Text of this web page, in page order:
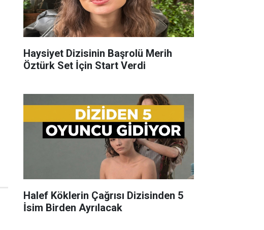
Haysiyet Dizisinin Başrolü Merih
Öztürk Set İçin Start Verdi
Halef Köklerin Çağrısı Dizisinden 5
İsim Birden Ayrılacak